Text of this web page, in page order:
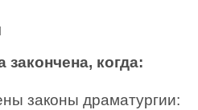
когда:
законы драматургии: